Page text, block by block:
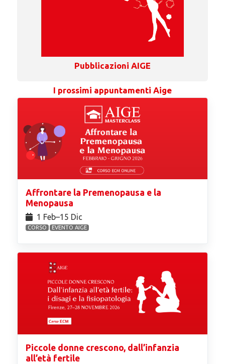
Pubblicazioni AIGE
I prossimi appuntamenti Aige
Affrontare la Premenopausa e la
Menopausa
1 Feb⁠–15 Dic
CORSO EVENTO AIGE
Piccole donne crescono, dall’infanzia
all’età fertile